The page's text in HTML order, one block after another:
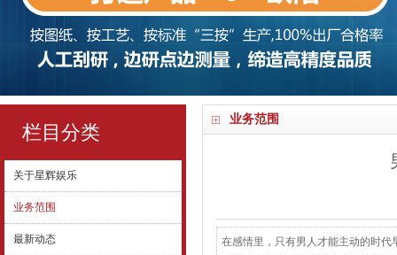
栏目分类
关于星辉娱乐
业务范围
最新动态
业务范围
在感情里，只有男人才能主动的时